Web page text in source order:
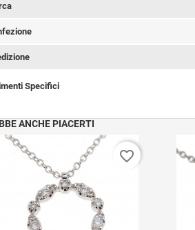
Specifici
ANCHE PIACERTI
favorite_border